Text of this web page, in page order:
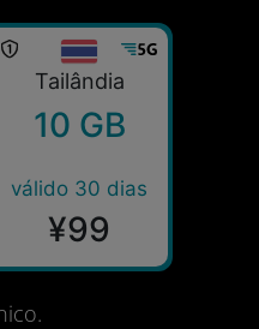
Tailândia
10 GB
válido 30 dias
¥99